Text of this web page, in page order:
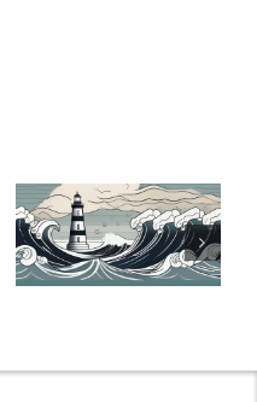
Die Evolution
der
Bauzinsen: Ein
Blick in die